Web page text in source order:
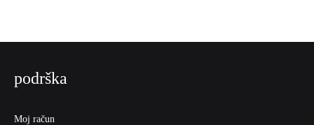
podrška
Moj račun